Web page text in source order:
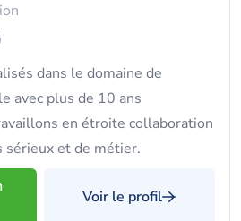
dans le domaine de
avec plus de 10 ans
en étroite collaboration
sérieux et de métier.
Voir le profil